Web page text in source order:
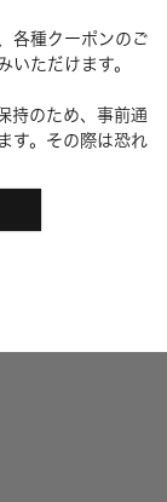
各種クーポンのご
いただけます。
持のため、事前通
す。その際は恐れ